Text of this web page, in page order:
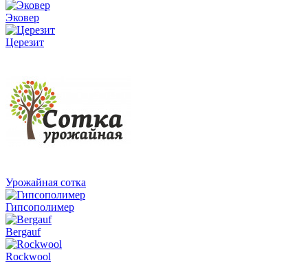
Эковер
Церезит
Урожайная сотка
Гипсополимер
Bergauf
Rockwool